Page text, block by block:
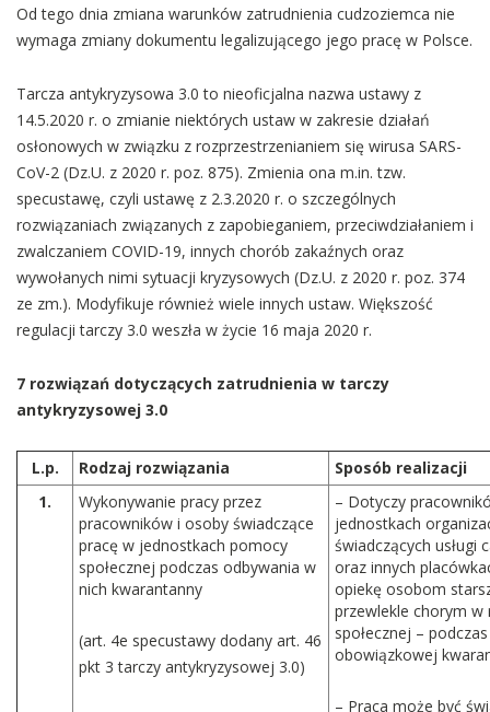
Od tego dnia zmiana warunków zatrudnienia cudzoziemca nie
wymaga zmiany dokumentu legalizującego jego pracę w Polsce.
Tarcza antykryzysowa 3.0 to nieoficjalna nazwa ustawy z
14.5.2020 r. o zmianie niektórych ustaw w zakresie działań
osłonowych w związku z rozprzestrzenianiem się wirusa SARS-
CoV-2 (Dz.U. z 2020 r. poz. 875). Zmienia ona m.in. tzw.
specustawę, czyli ustawę z 2.3.2020 r. o szczególnych
rozwiązaniach związanych z zapobieganiem, przeciwdziałaniem i
zwalczaniem COVID-19, innych chorób zakaźnych oraz
wywołanych nimi sytuacji kryzysowych (Dz.U. z 2020 r. poz. 374
ze zm.). Modyfikuje również wiele innych ustaw. Większość
regulacji tarczy 3.0 weszła w życie 16 maja 2020 r.
7 rozwiązań dotyczących zatrudnienia w tarczy
antykryzysowej 3.0
L.p. Rodzaj rozwiązania
Sposób realizacji
1.
Wykonywanie pracy przez
pracowników i osoby świadczące
pracę w jednostkach pomocy
społecznej podczas odbywania w
nich kwarantanny
(art. 4e specustawy dodany art. 46
pkt 3 tarczy antykryzysowej 3.0)
– Dotyczy
jednostkach
świadczących usługi
oraz innych
opiekę osobom
przewlekle chorym
społecznej –
obowiązkowej
– Praca może być